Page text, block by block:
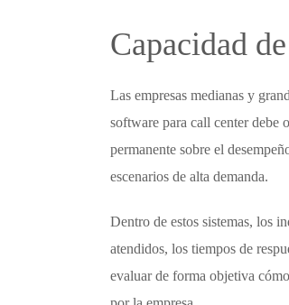
Capacidad
Las empresas medianas y
software para call centerdebe
permanente sobre el
escenarios de alta demanda.
Dentro de estos sistemas, los
atendidos, los tiempos de
evaluar de forma objetiva